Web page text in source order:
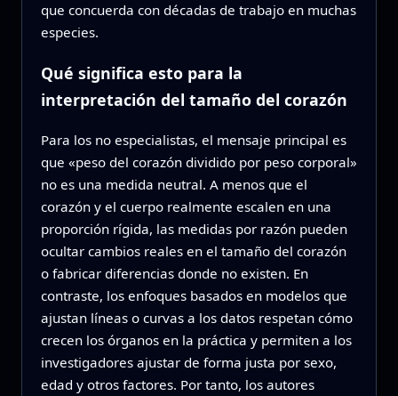
que concuerda con décadas de trabajo en muchas
especies.
Qué significa esto para la
interpretación del tamaño del corazón
Para los no especialistas, el mensaje principal es
que «peso del corazón dividido por peso corporal»
no es una medida neutral. A menos que el
corazón y el cuerpo realmente escalen en una
proporción rígida, las medidas por razón pueden
ocultar cambios reales en el tamaño del corazón
o fabricar diferencias donde no existen. En
contraste, los enfoques basados en modelos que
ajustan líneas o curvas a los datos respetan cómo
crecen los órganos en la práctica y permiten a los
investigadores ajustar de forma justa por sexo,
edad y otros factores. Por tanto, los autores